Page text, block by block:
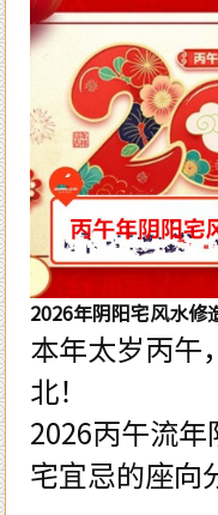
2026年阴阳宅风水修
本年太岁丙午
北！
2026丙午流
宅宜忌的座向